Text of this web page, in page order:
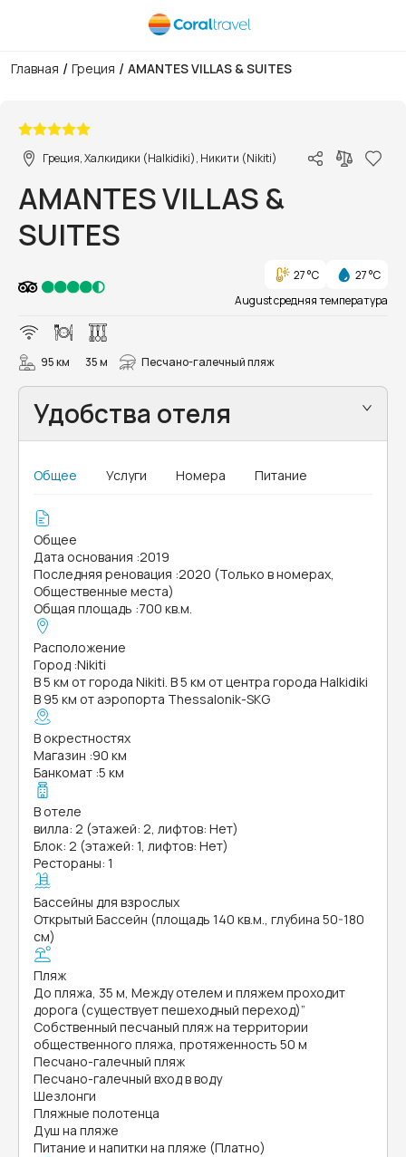
Главная / Греция / AMANTES VILLAS & SUITES
Греция, Халкидики (Halkidiki), Никити (Nikiti)
AMANTES VILLAS &
SUITES
27 °C
27 °C
August средняя температура
95 км 35 м Песчано-галечный пляж
Удобства отеля
Общее Услуги Номера Питание
Общее
Дата основания :2019
Последняя реновация :2020 (Только в номерах,
Общественные места)
Общая площадь :700 кв.м.
Расположение
Город :Nikiti
В 5 км от города Nikiti. В 5 км от центра города Halkidiki
В 95 км от аэропорта Thessalonik-SKG
В окрестностях
Магазин :90 км
Банкомат :5 км
В отеле
вилла: 2 (этажей: 2, лифтов: Нет)
Блок: 2 (этажей: 1, лифтов: Нет)
Рестораны: 1
Бассейны для взрослых
Открытый Бассейн (площадь 140 кв.м., глубина 50-180
см)
Пляж
До пляжа, 35 м, Между отелем и пляжем проходит
дорога (существует пешеходный переход)”
Собственный песчаный пляж на территории
общественного пляжа, протяженность 50 м
Песчано-галечный пляж
Песчано-галечный вход в воду
Шезлонги
Пляжные полотенца
Душ на пляже
Питание и напитки на пляже (Платно)